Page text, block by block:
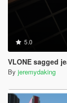
5.0
VLONE sagged
By jeremydaking